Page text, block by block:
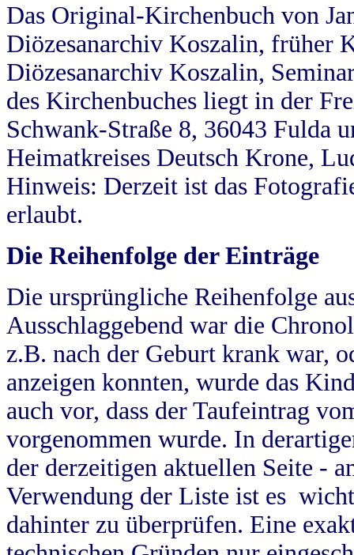
Das Original-Kirchenbuch von
Diözesanarchiv Koszalin, früher
Diözesanarchiv Koszalin,
des Kirchenbuches liegt in der
Schwank-Straße 8, 36043 Fulda
Heimatkreises Deutsch Krone,
Hinweis: Derzeit ist das
erlaubt.
Die Reihenfolge der Einträge
Die ursprüngliche Reihenfolge
Ausschlaggebend war die
z.B. nach der Geburt krank war,
anzeigen konnten, wurde das
auch vor, dass der Taufeintrag
vorgenommen wurde. In
der derzeitigen aktuellen Seite -
Verwendung der Liste ist es
dahinter zu überprüfen. Eine